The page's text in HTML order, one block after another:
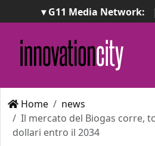
▾ G11 Media Network: |
ImpresaCity |
Awards
Italian Project
Awards
Home
news
Il mercato del Biogas corre,
dollari entro il 2034